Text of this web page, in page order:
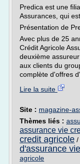
Predica est une
Assurances, qui
Présentation de
Avec plus de 25
Crédit Agricole
deuxième
aux clients du
complète d'offres
Lire la suite
Site : magazine-
Thèmes liés :
assurance vie
credit agricole /
d'assurance vie
agricole